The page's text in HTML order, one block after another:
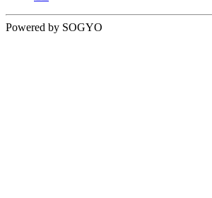
Powered by SOGYO